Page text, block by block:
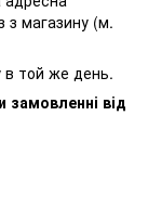
з магазину (м.
в той же день.
замовленні від